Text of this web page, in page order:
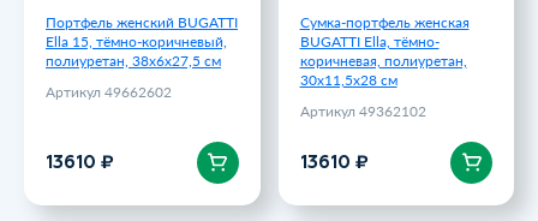
Портфель женский BUGATTI
Ella 15, тёмно-коричневый,
полиуретан, 38х6х27,5 см
Артикул 49662602
13610 ₽В корзину
Сумка-портфель женская
BUGATTI Ella, тёмно-
коричневая, полиуретан,
30х11,5х28 см
Артикул 49362102
13610 ₽В корзину